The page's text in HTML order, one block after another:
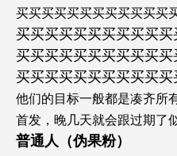
买买买买买买买买买买买买
买买买买买买买买买买
买买买买买买买买买买
买买买买买买买买买买买
他们的目标一般都是凑齐所
首发，晚几天就会跟过期了
普通人（伪果粉）